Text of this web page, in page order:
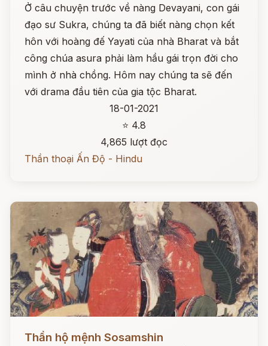
Ở câu chuyện trước về nàng Devayani, con gái
đạo sư Sukra, chúng ta đã biết nàng chọn kết
hôn với hoàng đế Yayati của nhà Bharat và bắt
công chúa asura phải làm hầu gái trọn đời cho
mình ở nhà chồng. Hôm nay chúng ta sẽ đến
với drama đầu tiên của gia tộc Bharat.
18-01-2021
⭐ 4.8
4,865 lượt đọc
Thần thoại Ấn Độ - Hindu
Đọc ngay
Thần hộ mệnh Sosamshin